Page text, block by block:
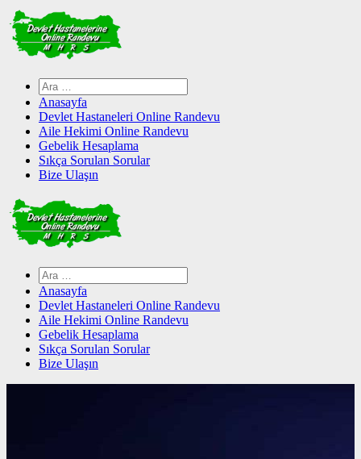
Skip
to
content
Arama:
Anasayfa
Devlet Hastaneleri Online Randevu
Aile Hekimi Online Randevu
Gebelik Hesaplama
Sıkça Sorulan Sorular
Bize Ulaşın
Arama:
Anasayfa
Devlet Hastaneleri Online Randevu
Aile Hekimi Online Randevu
Gebelik Hesaplama
Sıkça Sorulan Sorular
Bize Ulaşın